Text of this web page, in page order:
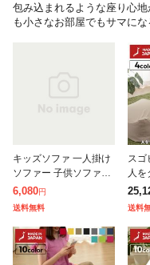
包み込まれるような座り心
も小さなお部屋でもサマに
キッズソファ 一人掛け
ソファー 子供ソファー
ビーズクッション ミニ
ソファー コーデュロイ
生地 子供用 ソファ 子
供 ソファ ク
6,080円
送料無料
スゴ
人を
ョン
一人
ゃ
和室
送料